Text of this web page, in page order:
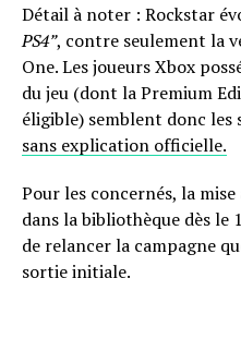
Détail à noter : Rockstar
PS4”, contre seulement la
One. Les joueurs Xbox
du jeu (dont la Premium
éligible) semblent donc les
sans explication officielle.
Pour les concernés, la
dans la bibliothèque dès le
de relancer la campagne
sortie initiale.